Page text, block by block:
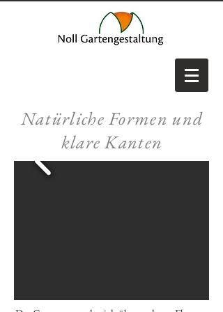
Natürliche Formen und
klare Kanten